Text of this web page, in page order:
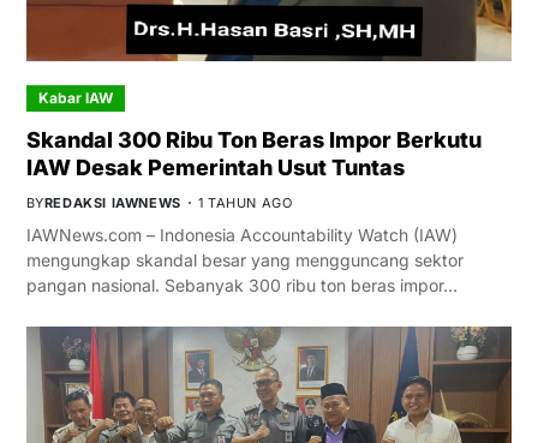
Kabar IAW
Skandal 300 Ribu Ton Beras Impor Berkutu
IAW Desak Pemerintah Usut Tuntas
BYREDAKSI IAWNEWS 1 TAHUN AGO
IAWNews.com – Indonesia Accountability Watch (IAW)
mengungkap skandal besar yang mengguncang sektor
pangan nasional. Sebanyak 300 ribu ton beras impor…